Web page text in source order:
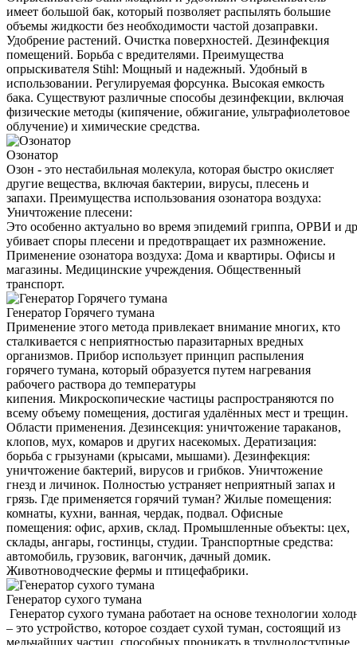
имеет большой бак, который позволяет распылять большие
объемы жидкости без необходимости частой дозаправки.
Удобрение растений. Очистка поверхностей. Дезинфекция
помещений. Борьба с вредителями. Преимущества
опрыскивателя Stihl: Мощный и надежный. Удобный в
использовании. Регулируемая форсунка. Высокая емкость
бака. Существуют различные способы дезинфекции, включая
физические методы (кипячение, обжигание, ультрафиолетовое
облучение) и химические средства.
Озонатор
Озон - это нестабильная молекула, которая быстро окисляет
другие вещества, включая бактерии, вирусы, плесень и
запахи. Преимущества использования озонатора воздуха:
Уничтожение плесени:
Это особенно актуально во время эпидемий гриппа, ОРВИ и
убивает споры плесени и предотвращает их размножение.
Применение озонатора воздуха: Дома и квартиры. Офисы и
магазины. Медицинские учреждения. Общественный
транспорт.
Генератор Горячего тумана
Применение этого метода привлекает внимание многих, кто
сталкивается с неприятностью паразитарных вредных
организмов. Прибор использует принцип распыления
горячего тумана, который образуется путем нагревания
рабочего раствора до температуры
кипения. Микроскопические частицы распространяются по
всему объему помещения, достигая удалённых мест и трещин.
Области применения. Дезинсекция: уничтожение тараканов,
клопов, мух, комаров и других насекомых. Дератизация:
борьба с грызунами (крысами, мышами). Дезинфекция:
уничтожение бактерий, вирусов и грибков. Уничтожение
гнезд и личинок. Полностью устраняет неприятный запах и
грязь. Где применяется горячий туман? Жилые помещения:
комнаты, кухни, ванная, чердак, подвал. Офисные
помещения: офис, архив, склад. Промышленные объекты: цех,
склады, ангары, гостинцы, студии. Транспортные средства:
автомобиль, грузовик, вагончик, дачный домик.
Животноводческие фермы и птицефабрики.
Генератор сухого тумана
Генератор сухого тумана работает на основе технологии
– это устройство, которое создает сухой туман, состоящий из